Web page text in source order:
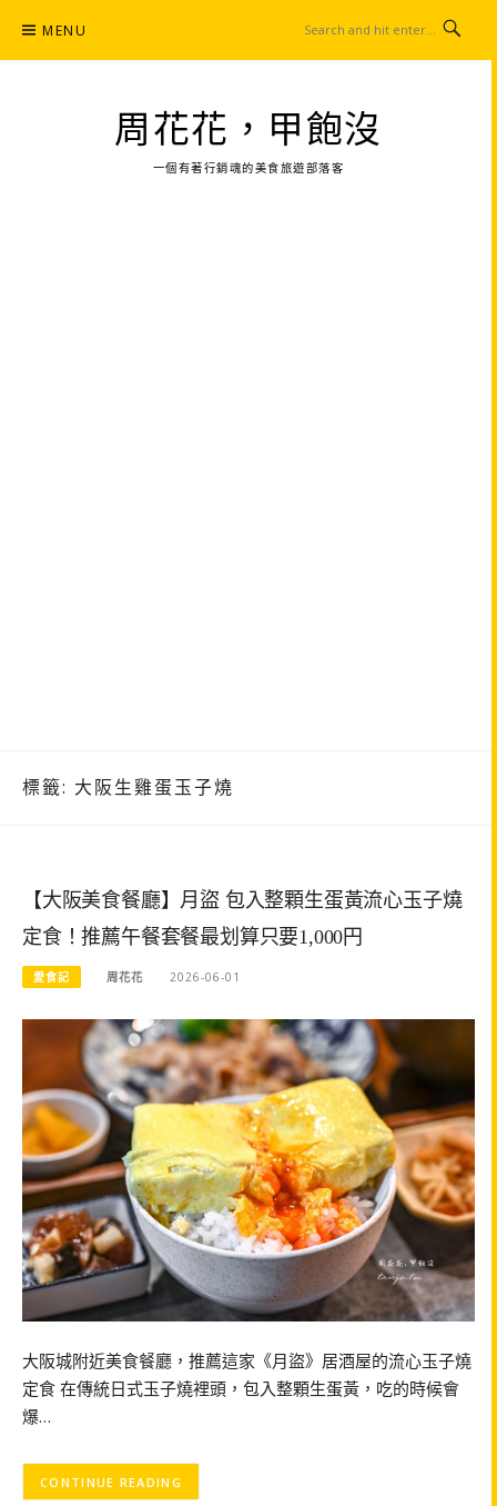
content
MENU
周花花，甲飽沒
一個有著行銷魂的美食旅遊部落客
標籤: 大阪生雞蛋玉子燒
【大阪美食餐廳】月盜 包入整顆生蛋黃流心玉子燒
定食！推薦午餐套餐最划算只要1,000円
愛食記 周花花 2026-06-01
大阪城附近美食餐廳，推薦這家《月盜》居酒屋的流心玉子燒
定食 在傳統日式玉子燒裡頭，包入整顆生蛋黃，吃的時候會
爆…
CONTINUE READING